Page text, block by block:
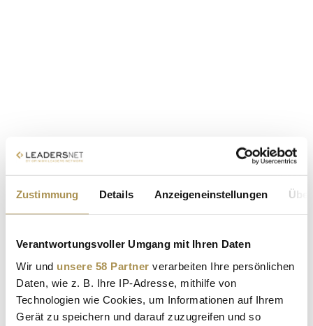
Zustimmung Details Anzeigeneinstellungen
Verantwortungsvoller Umgang mit Ihren Daten
Wir und unsere 58 Partner verarbeiten Ihre persönlichen
Daten, wie z. B. Ihre IP-Adresse, mithilfe von
Technologien wie Cookies, um Informationen auf Ihrem
Gerät zu speichern und darauf zuzugreifen und so